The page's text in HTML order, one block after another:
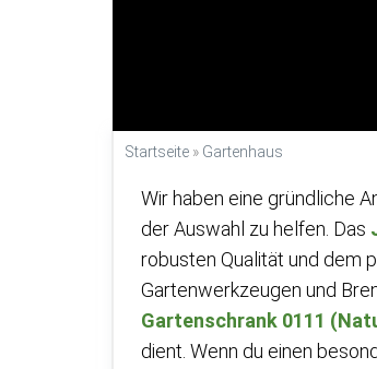
Startseite » Gartenhaus
Wir haben eine gründliche
der Auswahl zu helfen. Das
robusten Qualität und dem
Gartenwerkzeugen und
Gartenschrank 0111
dient. Wenn du einen